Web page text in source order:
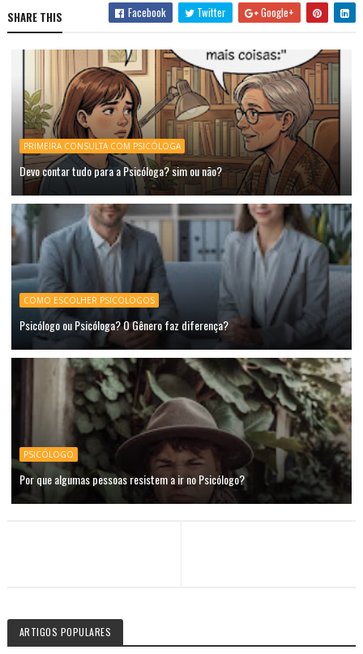
SHARE THIS Facebook Twitter Google+
PRIMEIRA CONSULTA COM PSICÓLOGA
Devo contar tudo para a Psicóloga? sim ou não?
COMO ESCOLHER PSICOLOGOS
Psicólogo ou Psicóloga? O Gênero faz diferença?
PSICÓLOGO
Por que algumas pessoas resistem a ir no Psicólogo?
ARTIGOS POPULARES